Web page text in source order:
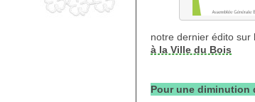
notre dernier édito sur
à la Ville du Bois
Pour une diminution